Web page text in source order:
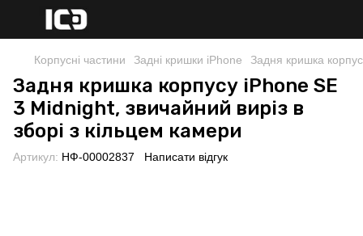
Корпусні частини Задні кришки iPhone Задня кришка
Задня кришка корпусу iPhone SE
3 Midnight, звичайний виріз в
зборі з кільцем камери
Артикул: НФ-00002837 Написати відгук